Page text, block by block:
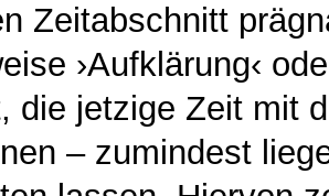
Zeitabschnitt
›Aufklärung‹
die jetzige Zeit mit
– zumindest